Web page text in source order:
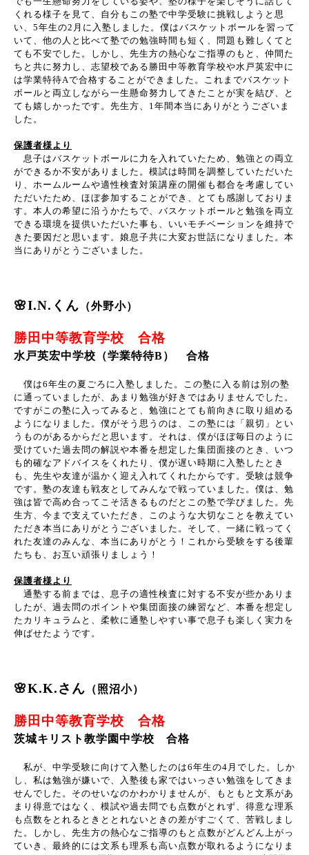
くれる様子を見て、自分もこの塾で中学受験に挑戦しようと思
い、 5年生の2 月に入塾しました。僕はバスケットボールを習って
いて、他の人と比べて塾での勉強時間も短く、問題も難しくてと
ても不安でした。しかし、先生方の熱心なご指導のもと、仲間た
ちと共に努力し、志望校である勝田中等教育学校や水戸英宏中に
は学業特待Aで合格することができました。これまでバスケット
ボールと両立しながら一生懸命努力してきたことが実を結び、と
ても嬉しかったです。先生方、 1年間本当にありがとうございま
した。
保護者様より
息子はバスケットボールに力を入れていたため、勉強との両立
ができるか不安がありました。模試は時間を調整していただいた
り、ホームルームや適性検査対策講座の開催も都合を考慮してい
ただいたため、ほぼ参加することができ、とても感謝しておりま
す。本人の希望に沿うかたちで、バスケットボールと勉強を両立
できる環境を提供いただいた事も、いいモチベーションを維持で
きた要因だと思います。娘息子共に大変お世話になりました。本
当にありがとうございました。
🌸I.N.くん （外野小）
勝田中等教育学校 合格
水戸英宏中学校（学業特待B） 合格
僕は6年生の夏ごろに入塾しました。この塾に入る前は別の塾
に通っていましたが、あまり勉強が好きではありませんでした。
ですがこの塾に入ってみると、勉強にとても前向きに取り組める
ようになりました。僕がそう思うのは、この塾には「親切」とい
うものがあるからだと思います。それは、僕がほぼ毎日のように
受けていた過去問の解説や本番を想定した集団面接のとき、いつ
も的確なアドバイスをくれたり、僕が遅い時期に入塾したとき
も、先生や友達が温かく迎え入れてくれたからです。受験は競争
です。塾の友達も戦友としてみんなで戦っていました。僕は、勉
強は皆で高め合ってこそ活きるものだとこの塾で学びました。先
生方、今まで支えていただき、このような大切なことを教えてい
ただき本当にありがとうございました。そして、一緒に戦ってく
れた友達のみんな、本当にありがとう！これから受験をする後輩
たちも、お互い頑張りましょう！
保護者様より
通塾する前までは、息子の適性検査に対する不安が些かありま
したが、過去問のポイントや集団面接の練習など、本番を想定し
たカリキュラムと、柔軟に通塾しやすい事で息子も楽しく実力を
伸ばせたようです。
🌸K.K.さん （照沼小）
勝田中等教育学校 合格
茨城キリスト教学園中学校 合格
私が、中学受験に向けて入塾したのは6年生の4月でした。しか
し、私は勉強が嫌いで、入塾後も家ではいっさい勉強をしてきま
せんでした。そのせいなのかわかりませんが、もともと文系があ
まり得意ではなく、模試や過去問でも点数がとれず、得意な理系
も点数をとれるときととれないときの差がすごくて、苦戦しまし
た。しかし、先生方の熱心なご指導のもと点数がどんどん上がっ
ていき、最終的には文系も理系も高い点数が取れるようになりま